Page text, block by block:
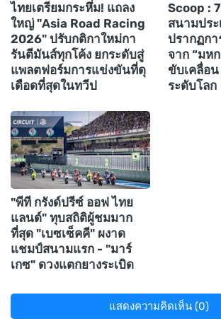
ไทยเตรียมกระหึ่ม! แถลง
ใหญ่ "Asia Road Racing
2026" ปรับกติกาใหม่กา
รันตีมันส์ทุกโค้ง ยกระดับสู่
แพลตฟอร์มการแข่งขันที่ดุ
เดือดที่สุดในทวีป
Scoop :
สนามประ
ปรากฏก
จาก “มห
ขับเคลื่อ
ระดับโลก
"พีที กรังด์ปรีซ์ ออฟ ไทย
แลนด์" ทุบสถิติผู้ชมมาก
ที่สุด "เบซเซ็คคี" ผงาด
แชมป์สนามแรก - "มาร์
เกซ" ดวงแตกยางระเบิด
แสดงความคิดเห็น (0)